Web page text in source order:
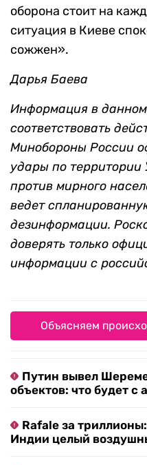
оборона стоит на
ситуация в Киеве
сожжен».
Дарья Баева
Информация в
соответствовать
Минобороны России
удары по
против мирного
ведет
дезинформации.
доверять только
информации с
Объясняем
Путин вывел
объектов: что будет с
Rafale за
Индии целый